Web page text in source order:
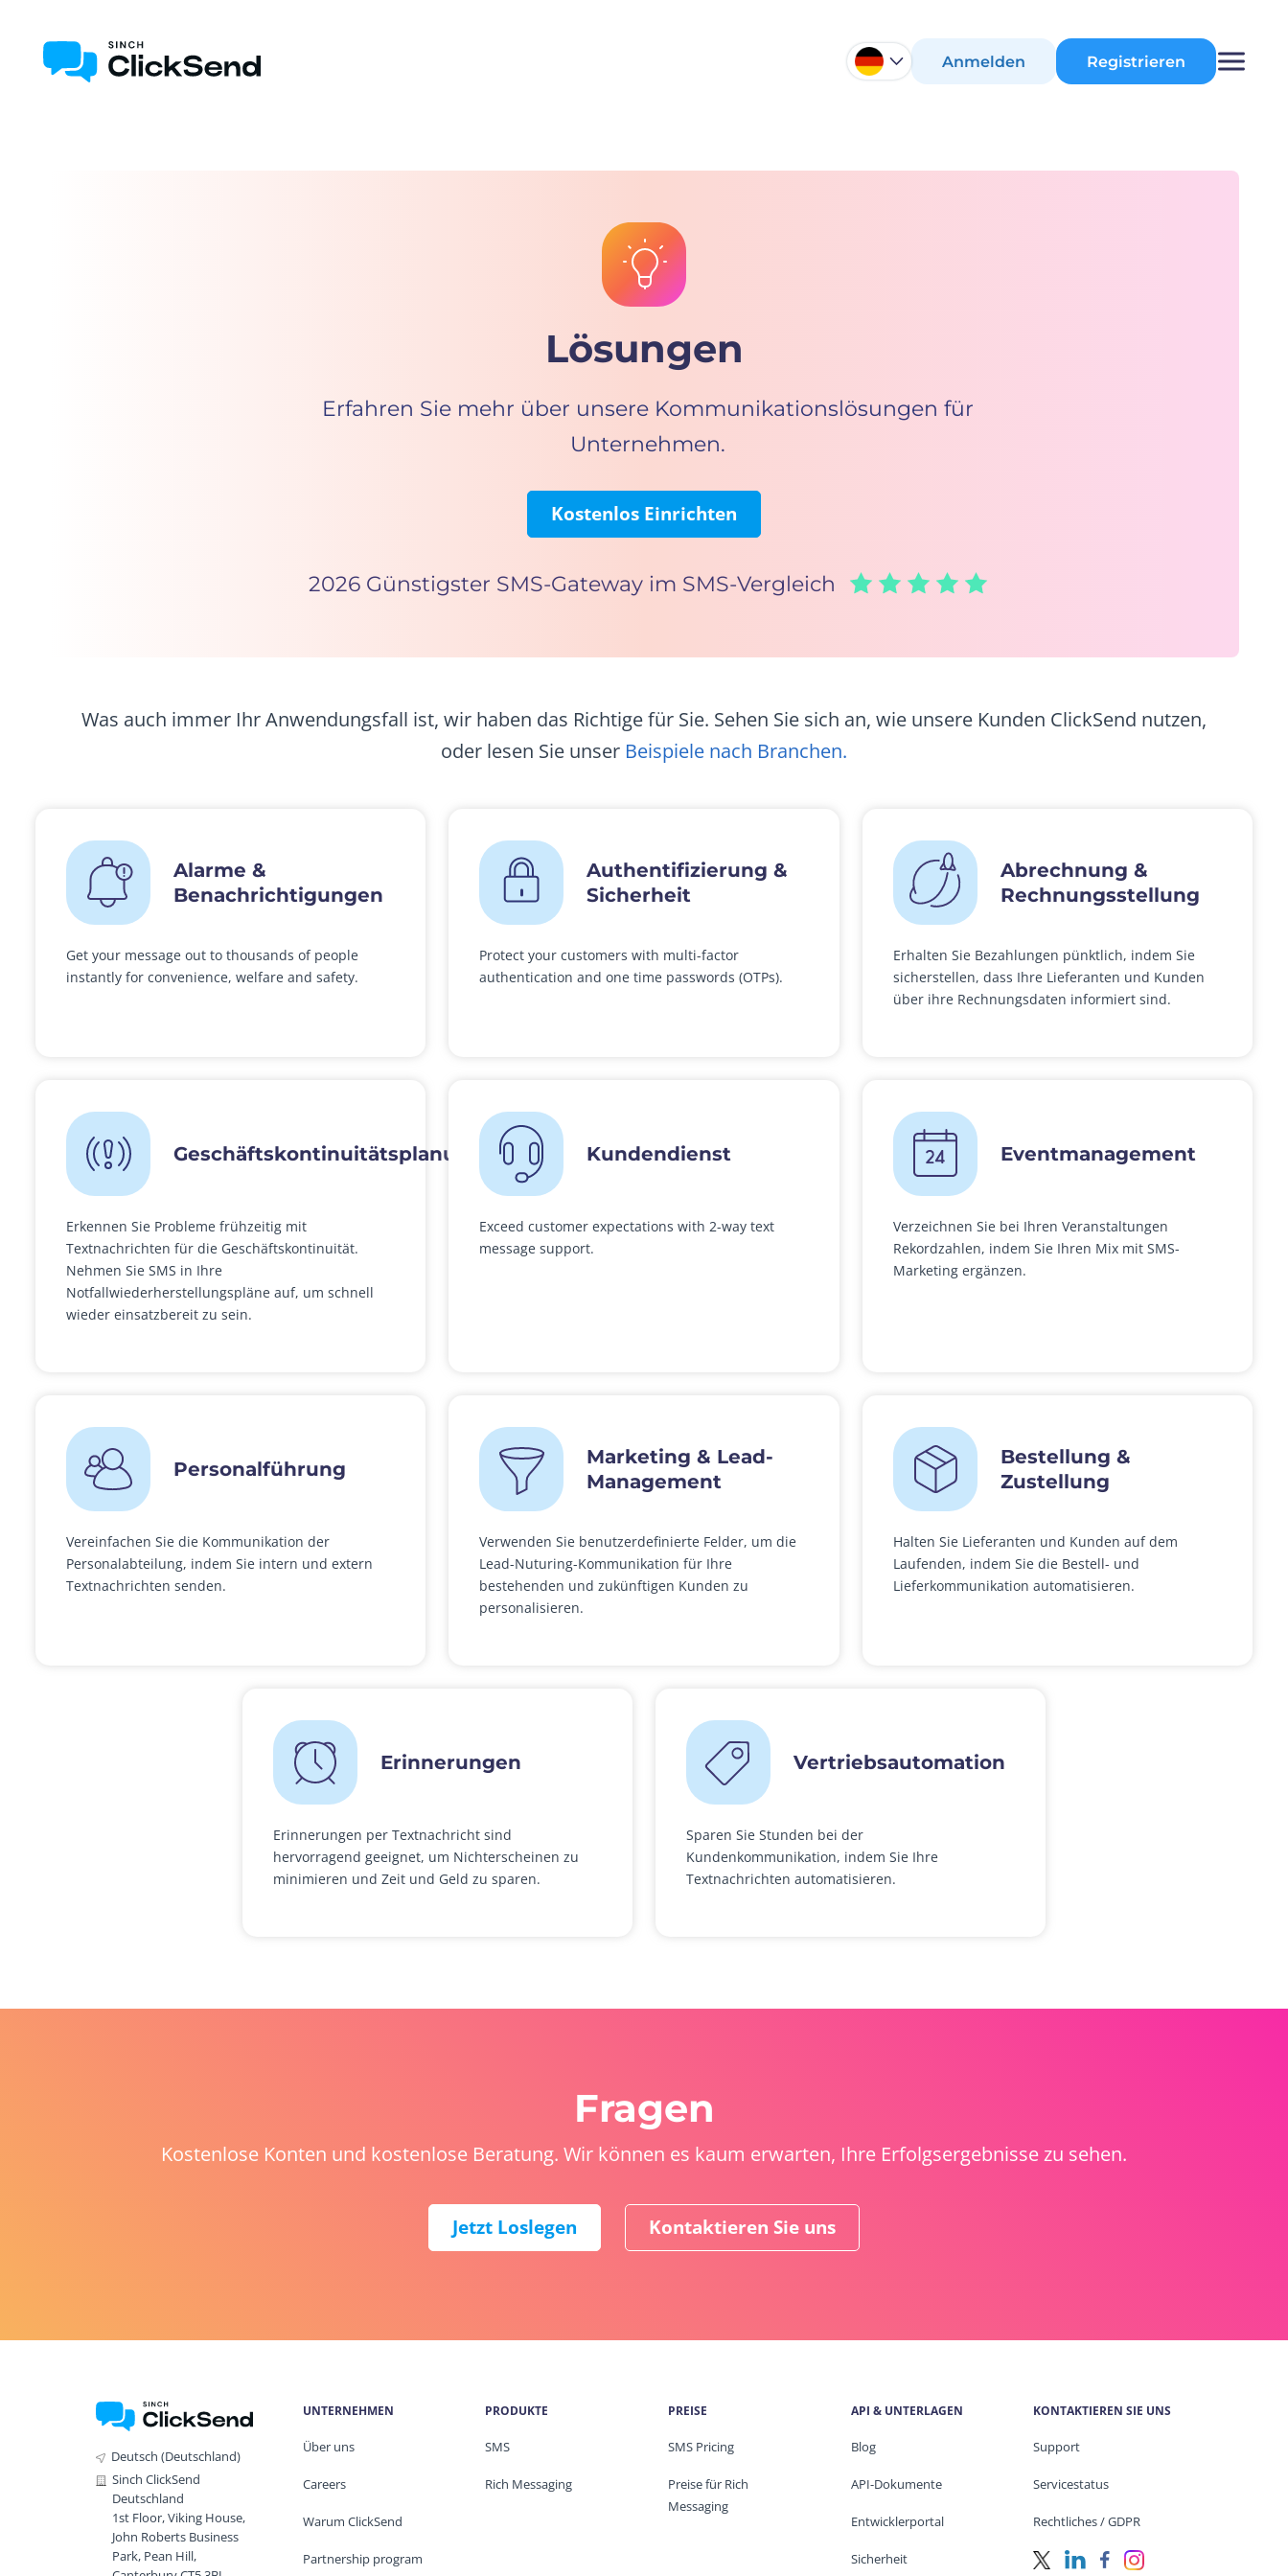
Anmelden Registrieren
Lösungen
Erfahren Sie mehr über unsere Kommunikationslösungen für
Unternehmen.
Kostenlos Einrichten
2026 Günstigster SMS-Gateway im SMS-Vergleich
Was auch immer Ihr Anwendungsfall ist, wir haben das Richtige für Sie. Sehen Sie sich an, wie unsere Kunden ClickSend nutzen,
oder lesen Sie unser Beispiele nach Branchen.
Alarme &
Benachrichtigungen
Get your message out to thousands of people
instantly for convenience, welfare and safety.
Authentifizierung &
Sicherheit
Protect your customers with multi-factor
authentication and one time passwords (OTPs).
Abrechnung &
Rechnungsstellung
Erhalten Sie Bezahlungen pünktlich, indem Sie
sicherstellen, dass Ihre Lieferanten und Kunden
über ihre Rechnungsdaten informiert sind.
Geschäftskontinuitätsplanung
Erkennen Sie Probleme frühzeitig mit
Textnachrichten für die Geschäftskontinuität.
Nehmen Sie SMS in Ihre
Notfallwiederherstellungspläne auf, um schnell
wieder einsatzbereit zu sein.
Kundendienst
Exceed customer expectations with 2-way text
message support.
Eventmanagement
Verzeichnen Sie bei Ihren Veranstaltungen
Rekordzahlen, indem Sie Ihren Mix mit SMS-
Marketing ergänzen.
Personalführung
Vereinfachen Sie die Kommunikation der
Personalabteilung, indem Sie intern und extern
Textnachrichten senden.
Marketing & Lead-
Management
Verwenden Sie benutzerdefinierte Felder, um die
Lead-Nuturing-Kommunikation für Ihre
bestehenden und zukünftigen Kunden zu
personalisieren.
Bestellung &
Zustellung
Halten Sie Lieferanten und Kunden auf dem
Laufenden, indem Sie die Bestell- und
Lieferkommunikation automatisieren.
Erinnerungen
Erinnerungen per Textnachricht sind
hervorragend geeignet, um Nichterscheinen zu
minimieren und Zeit und Geld zu sparen.
Vertriebsautomation
Sparen Sie Stunden bei der
Kundenkommunikation, indem Sie Ihre
Textnachrichten automatisieren.
Fragen
Kostenlose Konten und kostenlose Beratung. Wir können es kaum erwarten, Ihre Erfolgsergebnisse zu sehen.
Jetzt Loslegen Kontaktieren Sie uns
Deutsch (Deutschland)
Sinch ClickSend
Deutschland
1st Floor, Viking House,
John Roberts Business
Park, Pean Hill,
UNTERNEHMEN
Über uns
Careers
Warum ClickSend
Partnership program
PRODUKTE
SMS
Rich Messaging
PREISE
SMS Pricing
Preise für Rich
Messaging
API & UNTERLAGEN
Blog
API-Dokumente
Entwicklerportal
Sicherheit
KONTAKTIEREN SIE UNS
Support
Servicestatus
Rechtliches / GDPR